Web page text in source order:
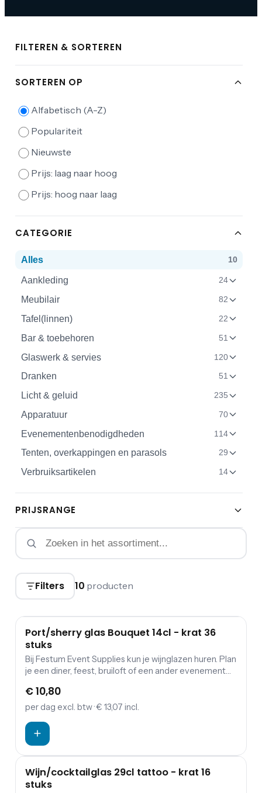
FILTEREN & SORTEREN
SORTEREN OP
Alfabetisch (A-Z)
Populariteit
Nieuwste
Prijs: laag naar hoog
Prijs: hoog naar laag
CATEGORIE
Alles 10
Aankleding 24
Meubilair 82
Tafel(linnen) 22
Bar & toebehoren 51
Glaswerk & servies 120
Dranken 51
Licht & geluid 235
Apparatuur 70
Evenementenbenodigdheden 114
Tenten, overkappingen en parasols 29
Verbruiksartikelen 14
PRIJSRANGE
Filters 10 producten
Port/sherry glas Bouquet 14cl - krat 36
stuks
Bij Festum Event Supplies kun je wijnglazen huren. Plan
je een diner, feest, bruiloft of een ander evenement
Dan is de kans groot dat je servies wilt huren. Festum
Event Supplies verhuurt daarnaast borden, en allerlei
bij ons in Den Dungen. Geen tijd? Bij ons is het ook
mogelijk om het te laten bezorgen. Hiervoor worden
wel extra kosten in rekening gebracht.
€ 10,80
per dag excl. btw· € 13,07 incl.
Wijn/cocktailglas 29cl tattoo - krat 16
stuks